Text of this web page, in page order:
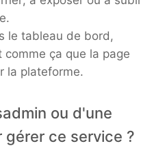
le tableau de bord,
comme ça que la page
la plateforme.
ou d'une
gérer ce service ?